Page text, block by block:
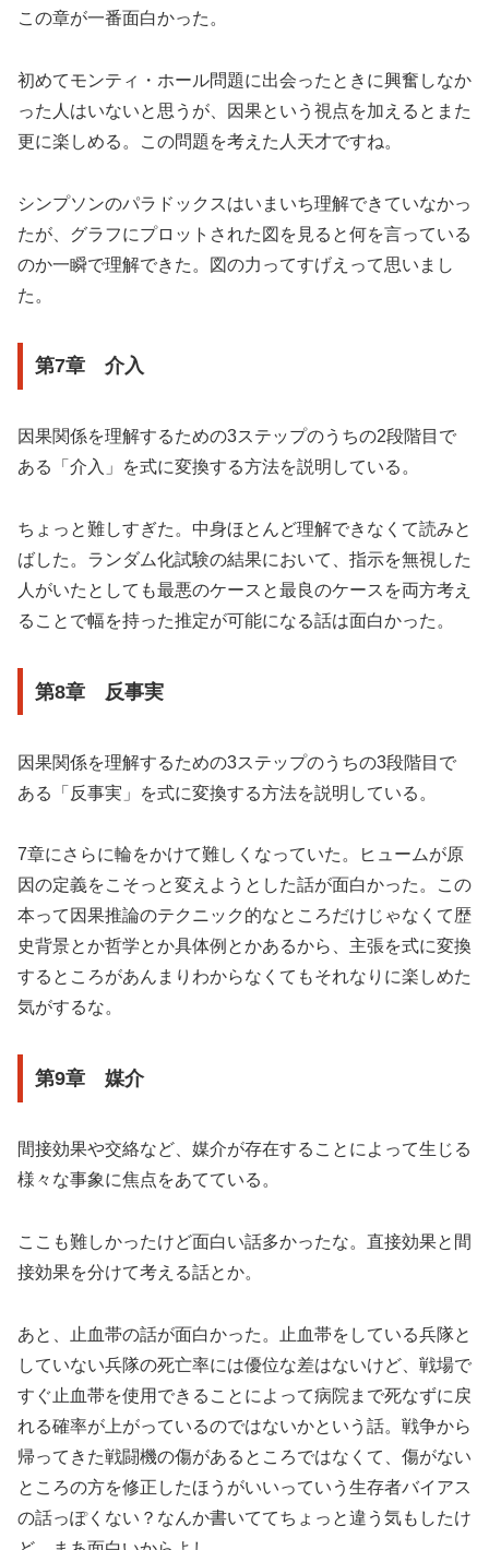
この章が一番面白かった。
初めてモンティ・ホール問題に出会ったときに興奮しなか
った人はいないと思うが、因果という視点を加えるとまた
更に楽しめる。この問題を考えた人天才ですね。
シンプソンのパラドックスはいまいち理解できていなかっ
たが、グラフにプロットされた図を見ると何を言っている
のか一瞬で理解できた。図の力ってすげえって思いまし
た。
第7章 介入
因果関係を理解するための3ステップのうちの2段階目で
ある「介入」を式に変換する方法を説明している。
ちょっと難しすぎた。中身ほとんど理解できなくて読みと
ばした。ランダム化試験の結果において、指示を無視した
人がいたとしても最悪のケースと最良のケースを両方考え
ることで幅を持った推定が可能になる話は面白かった。
第8章 反事実
因果関係を理解するための3ステップのうちの3段階目で
ある「反事実」を式に変換する方法を説明している。
7章にさらに輪をかけて難しくなっていた。ヒュームが原
因の定義をこそっと変えようとした話が面白かった。この
本って因果推論のテクニック的なところだけじゃなくて歴
史背景とか哲学とか具体例とかあるから、主張を式に変換
するところがあんまりわからなくてもそれなりに楽しめた
気がするな。
第9章 媒介
間接効果や交絡など、媒介が存在することによって生じる
様々な事象に焦点をあてている。
ここも難しかったけど面白い話多かったな。直接効果と間
接効果を分けて考える話とか。
あと、止血帯の話が面白かった。止血帯をしている兵隊と
していない兵隊の死亡率には優位な差はないけど、戦場で
すぐ止血帯を使用できることによって病院まで死なずに戻
れる確率が上がっているのではないかという話。戦争から
帰ってきた戦闘機の傷があるところではなくて、傷がない
ところの方を修正したほうがいいっていう生存者バイアス
の話っぽくない？なんか書いててちょっと違う気もしたけ